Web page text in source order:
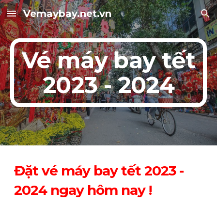
Skip to main content Skip to navigation
Vemaybay.net.vn
Vé máy bay tết
2023 - 2024
Đặt vé máy bay tết 2023 -
2024 ngay hôm nay !